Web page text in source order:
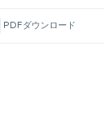
PDFダウンロード